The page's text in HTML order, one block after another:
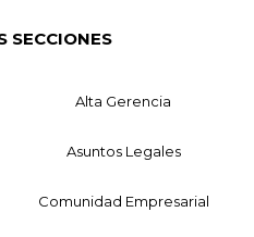
SECCIONES
Alta Gerencia
Asuntos Legales
Comunidad Empresarial